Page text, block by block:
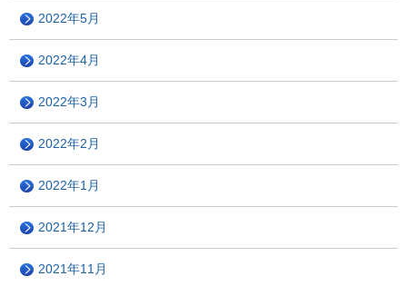
2022年5月
2022年4月
2022年3月
2022年2月
2022年1月
2021年12月
2021年11月